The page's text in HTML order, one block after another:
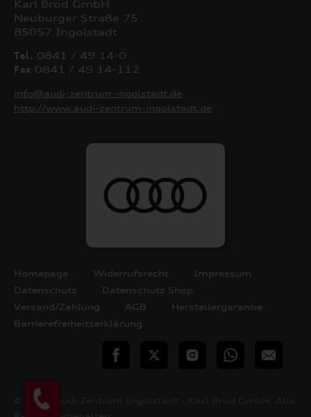
Karl Brod GmbH
Neuburger Straße 75
85057 Ingolstadt
Tel. 0841 / 49 14-0
Fax 0841 / 49 14-112
info@audi-zentrum-ingolstadt.de
http://www.audi-zentrum-ingolstadt.de
Homepage Widerrufsrecht
Impressum
Datenschutz
Datenschutz Shop
Versand/Zahlung
AGB
Herstellergarantie
Barrierefreiheitserklärung
teilen Twitter InstagramWhatsApp
E-
© 2026 Audi Zentrum Ingolstadt - Karl Brod GmbH. Alle